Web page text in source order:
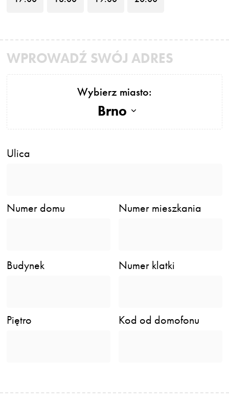
WPROWADŹ SWÓJ ADRES
Wybierz miasto:
Brno
Ulica
Numer domu Numer mieszkania
Budynek Numer klatki
Piętro Kod od domofonu